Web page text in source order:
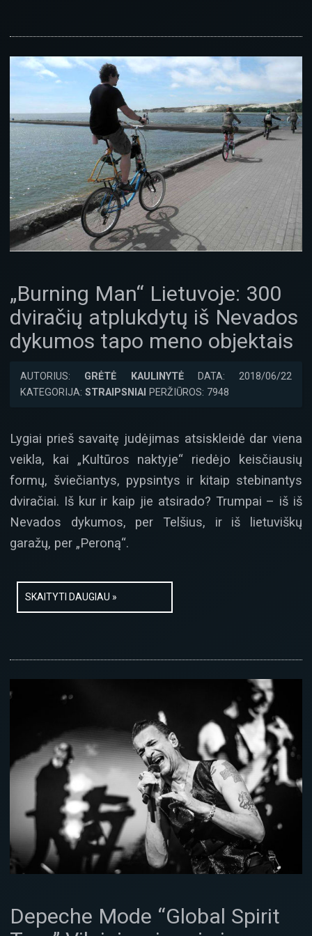
„Burning Man“ Lietuvoje: 300
dviračių atplukdytų iš Nevados
dykumos tapo meno objektais
AUTORIUS: GRĖTĖ KAULINYTĖDATA: 2018/06/22
KATEGORIJA: STRAIPSNIAI PERŽIŪROS: 7948
Lygiai prieš savaitę judėjimas atsiskleidė dar viena
veikla, kai „Kultūros naktyje“ riedėjo keisčiausių
formų, šviečiantys, pypsintys ir kitaip stebinantys
dviračiai. Iš kur ir kaip jie atsirado? Trumpai – iš iš
Nevados dykumos, per Telšius, ir iš lietuviškų
garažų, per „Peroną“.
SKAITYTI DAUGIAU »
Depeche Mode “Global Spirit